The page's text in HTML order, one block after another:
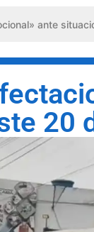
situaciones de
20